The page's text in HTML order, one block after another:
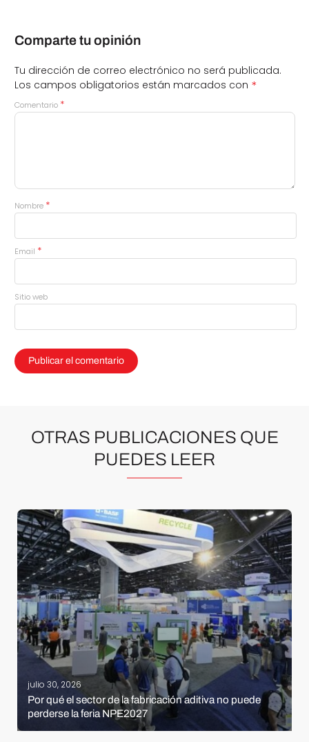
Comparte tu opinión
Tu dirección de correo electrónico no será publicada.
Los campos obligatorios están marcados con *
Comentario *
Nombre *
Email *
Sitio web
OTRAS PUBLICACIONES QUE
PUEDES LEER
julio 30, 2026
Por qué el sector de la fabricación aditiva no puede
perderse la feria NPE2027